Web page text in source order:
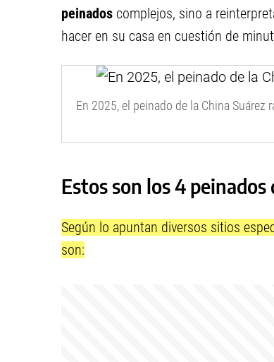
peinados complejos, sino a
hacer en su casa en cuestión de
En 2025, el peinado de la China
Estos son los 4
Según lo apuntan diversos sitios
son: